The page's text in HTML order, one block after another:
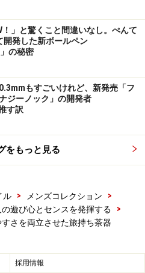
！」と驚くこと間違いなし。ぺんて
開発した新ボールペン
」の秘密
もすごいけれど、新発売「フ
ジーノック」の開発者
す訳
をもっと見る
ル > メンズコレクション
>
の遊び心とセンスを発揮する
>
さを両立させた旅持ち茶器
採用情報